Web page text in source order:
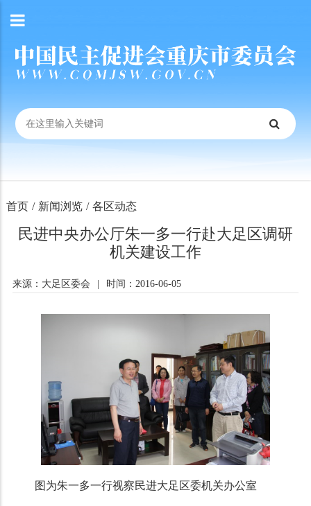
首页 / 新闻浏览 / 各区动态
民进中央办公厅朱一多一行赴大足区调研
机关建设工作
来源：大足区委会 时间：2016-06-05
图为朱一多一行视察民进大足区委机关办公室